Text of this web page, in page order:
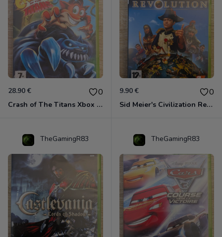
28.90 € 0
Crash of The Titans Xbox 360
9.90 € 0
Sid Meier's Civilization Revolution Xbox 360
TheGamingR83 TheGamingR83